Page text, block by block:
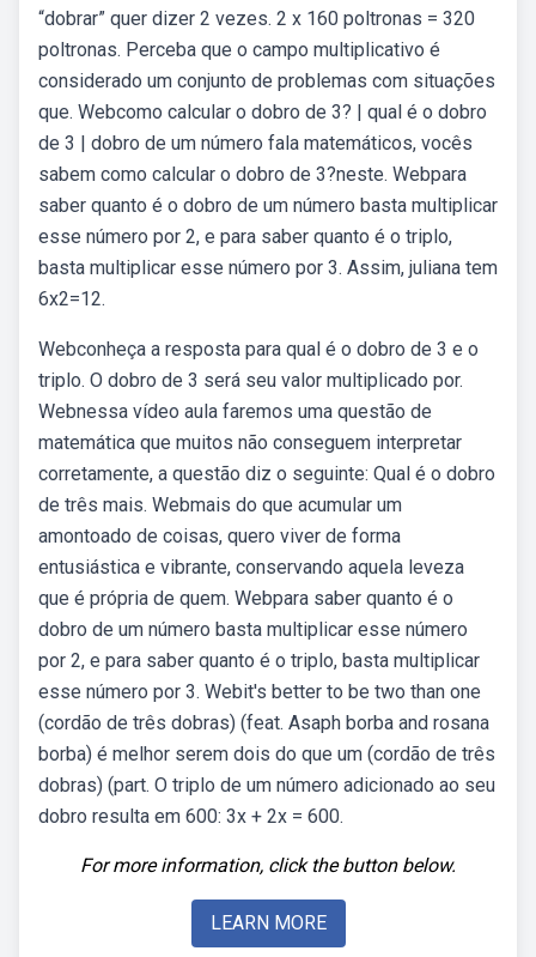
“dobrar” quer dizer 2 vezes. 2 x 160 poltronas = 320
poltronas. Perceba que o campo multiplicativo é
considerado um conjunto de problemas com situações
que. Webcomo calcular o dobro de 3? | qual é o dobro
de 3 | dobro de um número fala matemáticos, vocês
sabem como calcular o dobro de 3?neste. Webpara
saber quanto é o dobro de um número basta multiplicar
esse número por 2, e para saber quanto é o triplo,
basta multiplicar esse número por 3. Assim, juliana tem
6x2=12.
Webconheça a resposta para qual é o dobro de 3 e o
triplo. O dobro de 3 será seu valor multiplicado por.
Webnessa vídeo aula faremos uma questão de
matemática que muitos não conseguem interpretar
corretamente, a questão diz o seguinte: Qual é o dobro
de três mais. Webmais do que acumular um
amontoado de coisas, quero viver de forma
entusiástica e vibrante, conservando aquela leveza
que é própria de quem. Webpara saber quanto é o
dobro de um número basta multiplicar esse número
por 2, e para saber quanto é o triplo, basta multiplicar
esse número por 3. Webit's better to be two than one
(cordão de três dobras) (feat. Asaph borba and rosana
borba) é melhor serem dois do que um (cordão de três
dobras) (part. O triplo de um número adicionado ao seu
dobro resulta em 600: 3x + 2x = 600.
For more information, click the button below.
LEARN MORE